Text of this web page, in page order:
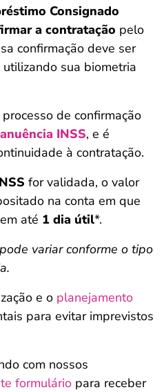
Consignado
a contratação pelo
confirmação deve ser
utilizando sua biometria
de confirmação
anuência INSS, e é
à contratação.
for validada, o valor
na conta em que
até 1 dia útil*.
variar conforme o tipo
e o planejamento
para evitar imprevistos
com nossos
formulário para receber